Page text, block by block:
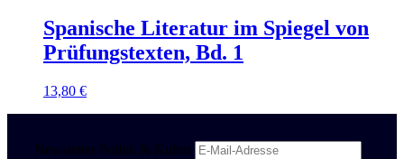
Spanische Literatur im Spiegel von
Prüfungstexten, Bd. 1
13,80 €
Newsletter Politik & Kultur